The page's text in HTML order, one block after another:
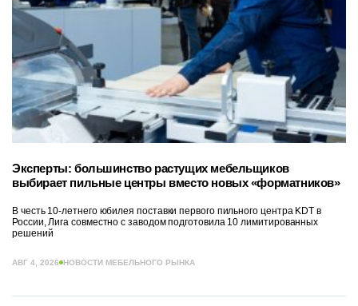
Эксперты: большинство растущих мебельщиков
выбирает пильные центры вместо новых «форматников»
В честь 10-летнего юбилея поставки первого пильного центра KDT в
России, Лига совместно с заводом подготовила 10 лимитированных
решений
АВГ 4, 2026 НОВОСТИ МЕБЕЛЬНОГО РЫНКА